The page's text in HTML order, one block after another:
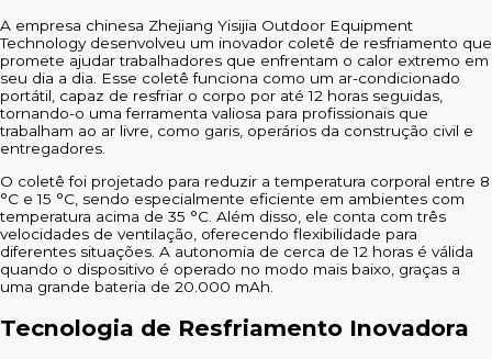
A empresa chinesa Zhejiang Yisijia Outdoor Equipment
Technology desenvolveu um inovador coletê de resfriamento que
promete ajudar trabalhadores que enfrentam o calor extremo em
seu dia a dia. Esse coletê funciona como um ar-condicionado
portátil, capaz de resfriar o corpo por até 12 horas seguidas,
tornando-o uma ferramenta valiosa para profissionais que
trabalham ao ar livre, como garis, operários da construção civil e
entregadores.
O coletê foi projetado para reduzir a temperatura corporal entre 8
°C e 15 °C, sendo especialmente eficiente em ambientes com
temperatura acima de 35 °C. Além disso, ele conta com três
velocidades de ventilação, oferecendo flexibilidade para
diferentes situações. A autonomia de cerca de 12 horas é válida
quando o dispositivo é operado no modo mais baixo, graças a
uma grande bateria de 20.000 mAh.
Tecnologia de Resfriamento Inovadora